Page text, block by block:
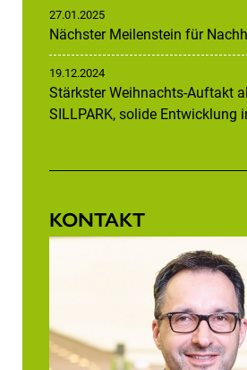
27.01.2025
Nächster Meilenstein für
19.12.2024
Stärkster Weihnachts-Auftakt
SILLPARK, solide Entwicklung
KONTAKT